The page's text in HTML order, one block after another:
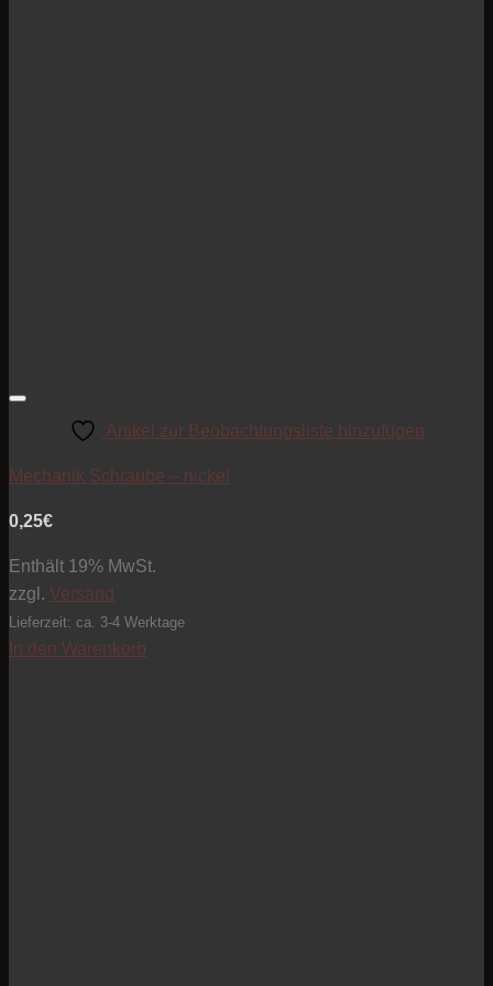
Artikel zur Beobachtungsliste hinzufügen
Mechanik Schraube – nickel
0,25€
Enthält 19% MwSt.
zzgl. Versand
Lieferzeit: ca. 3-4 Werktage
In den Warenkorb